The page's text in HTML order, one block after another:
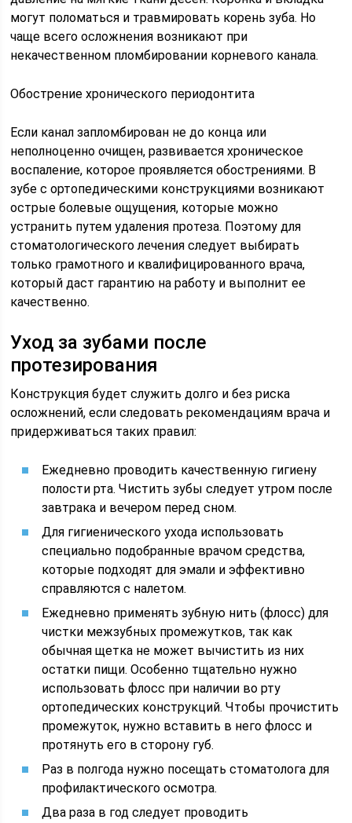
могут поломаться и травмировать корень зуба. Но
чаще всего осложнения возникают при
некачественном пломбировании корневого канала.
Обострение хронического периодонтита
Если канал запломбирован не до конца или
неполноценно очищен, развивается хроническое
воспаление, которое проявляется обострениями. В
зубе с ортопедическими конструкциями возникают
острые болевые ощущения, которые можно
устранить путем удаления протеза. Поэтому для
стоматологического лечения следует выбирать
только грамотного и квалифицированного врача,
который даст гарантию на работу и выполнит ее
качественно.
Уход за зубами после
протезирования
Конструкция будет служить долго и без риска
осложнений, если следовать рекомендациям врача и
придерживаться таких правил:
Ежедневно проводить качественную гигиену
полости рта. Чистить зубы следует утром после
завтрака и вечером перед сном.
Для гигиенического ухода использовать
специально подобранные врачом средства,
которые подходят для эмали и эффективно
справляются с налетом.
Ежедневно применять зубную нить (флосс) для
чистки межзубных промежутков, так как
обычная щетка не может вычистить из них
остатки пищи. Особенно тщательно нужно
использовать флосс при наличии во рту
ортопедических конструкций. Чтобы прочистить
промежуток, нужно вставить в него флосс и
протянуть его в сторону губ.
Раз в полгода нужно посещать стоматолога для
профилактического осмотра.
Два раза в год следует проводить